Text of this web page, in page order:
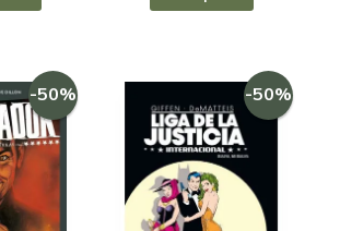
-50% -50%